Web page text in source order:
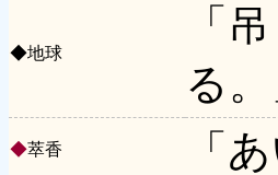
◆地球
「
る。
◆萃香 「